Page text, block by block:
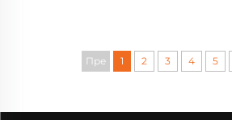
Пре 1 2 3 4 5